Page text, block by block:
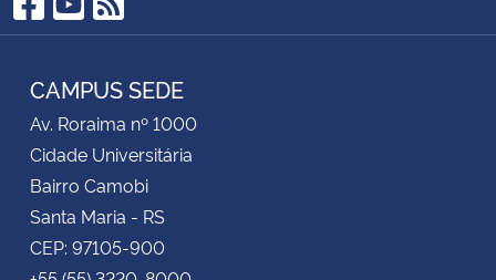
Facebook
YouTube
RSS
CAMPUS SEDE
Av. Roraima nº 1000
Cidade Universitária
Bairro Camobi
Santa Maria - RS
CEP: 97105-900